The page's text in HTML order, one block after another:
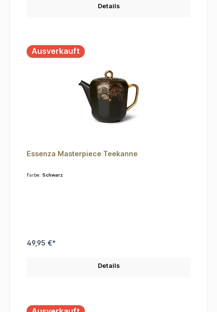
Details
Ausverkauft
Essenza Masterpiece Teekanne
Farbe: Schwarz
49,95 €*
Details